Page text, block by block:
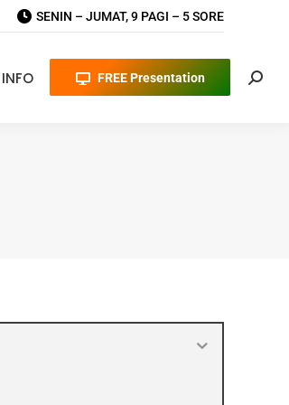
SENIN – JUMAT, 9 PAGI – 5 SORE
INFO FREE Presentation